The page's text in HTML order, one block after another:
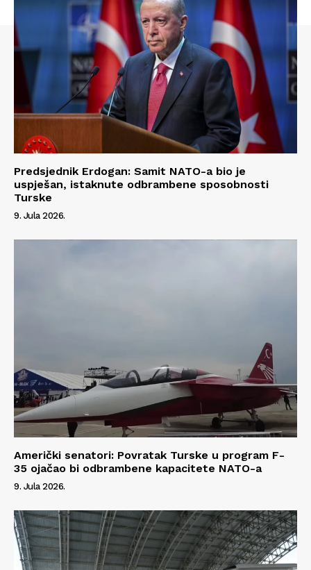
Info
Predsjednik Erdogan: Samit NATO-a bio je
uspješan, istaknute odbrambene sposobnosti
Turske
9. Jula 2026.
Američki senatori: Povratak Turske u program F-
35 ojačao bi odbrambene kapacitete NATO-a
9. Jula 2026.